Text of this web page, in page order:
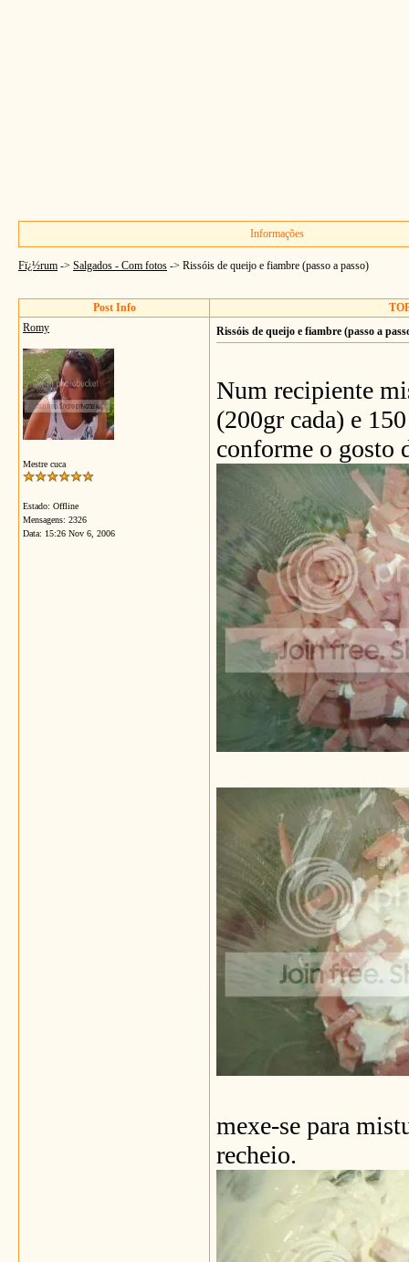
Informações
Fï¿½rum -> Salgados - Com fotos -> Rissóis de queijo e fiambre (passo a passo)
Post Info
Romy
Mestre cuca
Estado: Offline
Mensagens: 2326
Data: 15:26 Nov 6, 2006
Rissóis de queijo e fiambre (passo a
Num recipiente
(200gr cada) e
conforme o gosto
mexe-se para
recheio.